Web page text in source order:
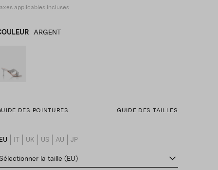
applicables incluses
ARGENT
DES POINTURES GUIDE DES TAILLES
IT UK US AU JP
la taille (EU)